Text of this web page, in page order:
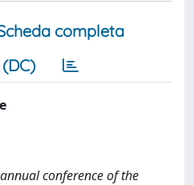
completa
conference of the